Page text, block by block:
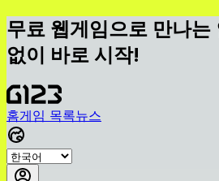
무료 웹게임으로 만나는
없이 바로 시작!
홈게임 목록뉴스